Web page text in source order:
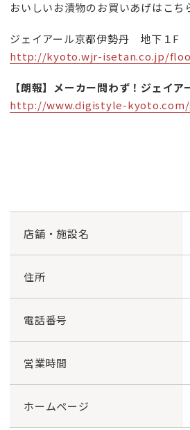
おいしいお漬物のお買いあげはこち
ジェイアール京都伊勢丹 地下１F
http://kyoto.wjr-isetan.co.jp/
【朗報】メーカー問わず！ジェイ
http://www.digistyle-
店舗・施設名
住所
電話番号
営業時間
ホームページ